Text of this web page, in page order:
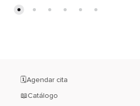
🗓️Agendar cita
📖Catálogo